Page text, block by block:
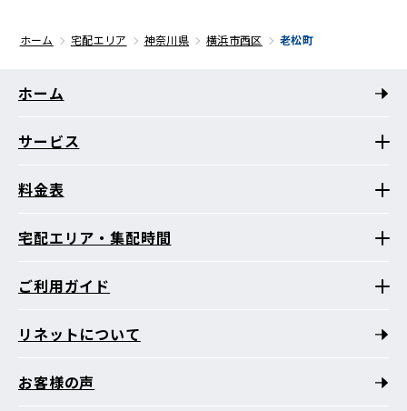
ホーム 宅配エリア 神奈川県 横浜市西区 老松町
ホーム
サービス
料金表
宅配エリア・集配時間
ご利用ガイド
リネットについて
お客様の声